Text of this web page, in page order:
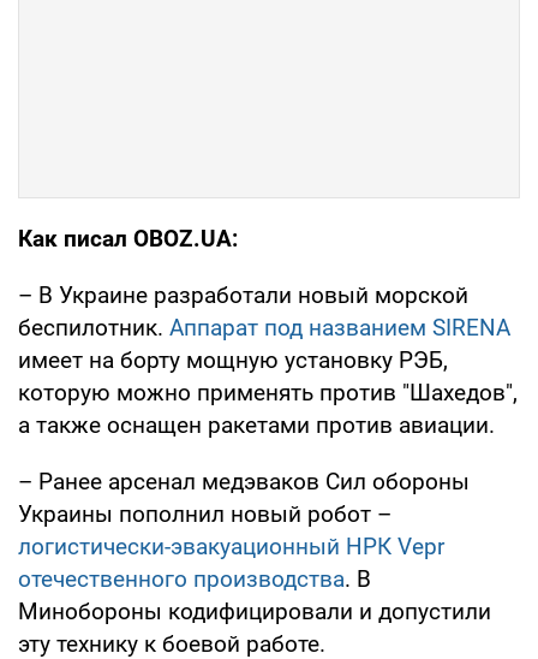
Как писал OBOZ.UA:
– В Украине разработали новый морской
беспилотник. Аппарат под названием SIRENA
имеет на борту мощную установку РЭБ,
которую можно применять против "Шахедов",
а также оснащен ракетами против авиации.
– Ранее арсенал медэваков Сил обороны
Украины пополнил новый робот –
логистически-эвакуационный НРК Vepr
отечественного производства. В
Минобороны кодифицировали и допустили
эту технику к боевой работе.